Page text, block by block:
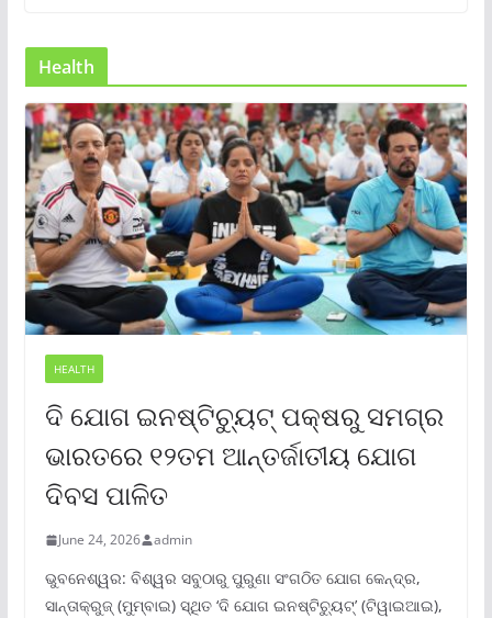
Health
HEALTH
ଦି ଯୋଗ ଇନଷ୍ଟିଚ୍ୟୁଟ୍ ପକ୍ଷରୁ ସମଗ୍ର
ଭାରତରେ ୧୨ତମ ଆନ୍ତର୍ଜାତୀୟ ଯୋଗ
ଦିବସ ପାଳିତ
June 24, 2026 admin
ଭୁବନେଶ୍ୱର: ବିଶ୍ୱର ସବୁଠାରୁ ପୁରୁଣା ସଂଗଠିତ ଯୋଗ କେନ୍ଦ୍ର,
ସାନ୍ତାକ୍ରୁଜ୍ (ମୁମ୍ବାଇ) ସ୍ଥିତ ‘ଦି ଯୋଗ ଇନଷ୍ଟିଚ୍ୟୁଟ୍‌’ (ଟିୱାଇଆଇ),